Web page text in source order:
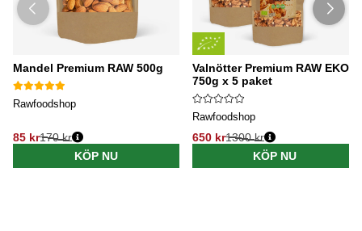
Mandel Premium RAW 500g
Rawfoodshop
85 kr170 kr
KÖP NU
Valnötter Premium RAW EKO
750g x 5 paket
Rawfoodshop
650 kr1300 kr
KÖP NU